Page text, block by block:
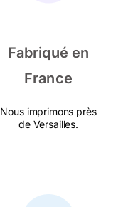
Fabriqué en
France
Nous imprimons près
de Versailles.